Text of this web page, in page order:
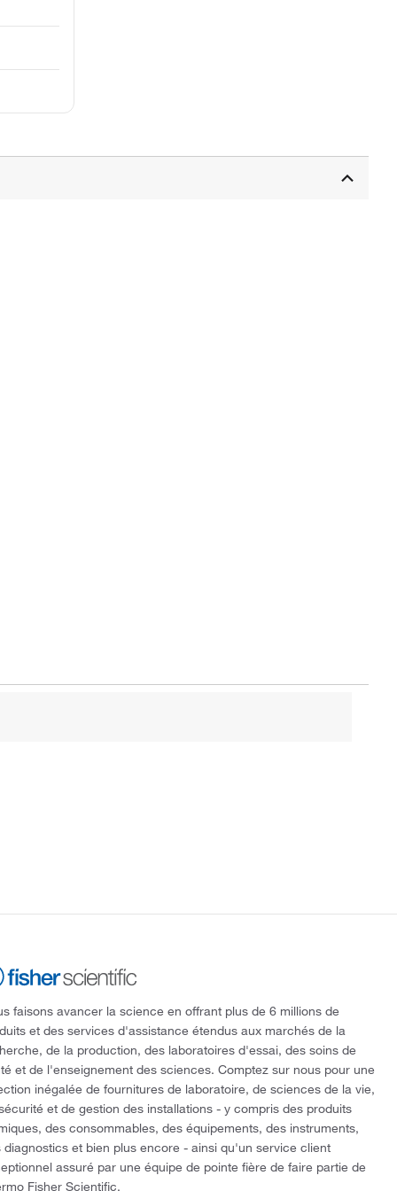
faisons avancer la science en offrant plus de 6 millions de
et des services d'assistance étendus aux marchés de la
de la production, des laboratoires d'essai, des soins de
et de l'enseignement des sciences. Comptez sur nous pour une
inégalée de fournitures de laboratoire, de sciences de la vie,
et de gestion des installations - y compris des produits
des consommables, des équipements, des instruments,
diagnostics et bien plus encore - ainsi qu'un service client
assuré par une équipe de pointe fière de faire partie de
Fisher Scientific.